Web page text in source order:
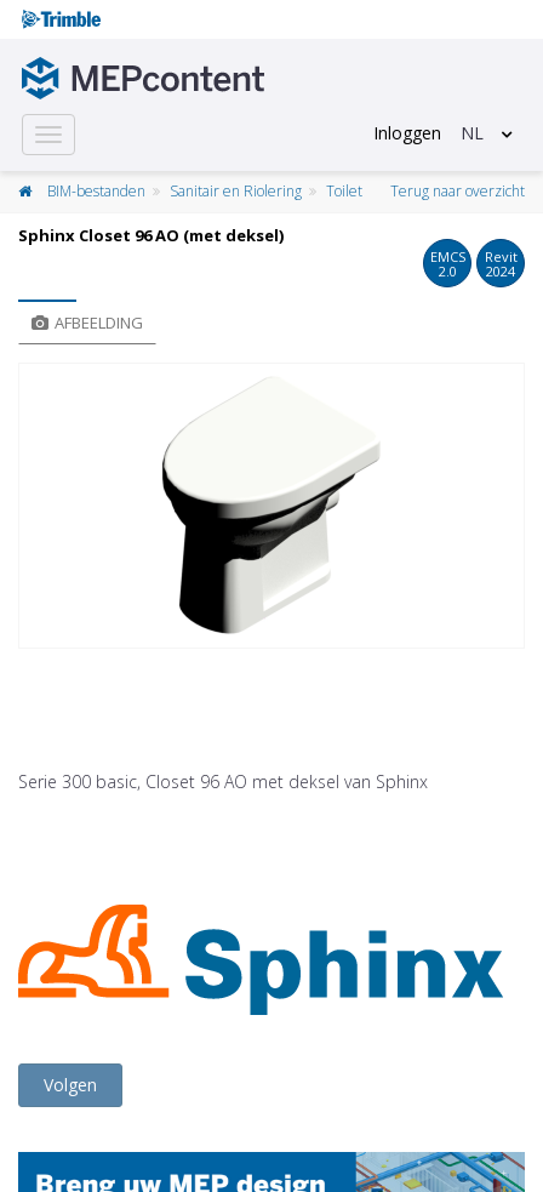
Toggle
navigation
Inloggen NL
BIM-bestanden Sanitair en Riolering Toilet Terug naar overzicht
Sphinx Closet 96 AO (met deksel)
EMCS
2.0
Revit
2024
AFBEELDING
Serie 300 basic, Closet 96 AO met deksel van Sphinx
Volgen